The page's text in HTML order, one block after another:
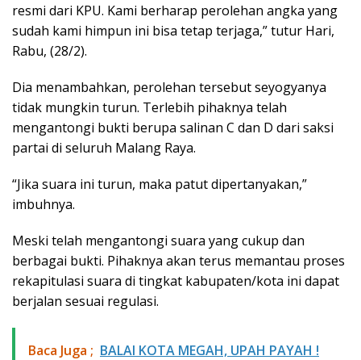
resmi dari KPU. Kami berharap perolehan angka yang
sudah kami himpun ini bisa tetap terjaga,” tutur Hari,
Rabu, (28/2).
Dia menambahkan, perolehan tersebut seyogyanya
tidak mungkin turun. Terlebih pihaknya telah
mengantongi bukti berupa salinan C dan D dari saksi
partai di seluruh Malang Raya.
“Jika suara ini turun, maka patut dipertanyakan,”
imbuhnya.
Meski telah mengantongi suara yang cukup dan
berbagai bukti. Pihaknya akan terus memantau proses
rekapitulasi suara di tingkat kabupaten/kota ini dapat
berjalan sesuai regulasi.
Baca Juga ; BALAI KOTA MEGAH, UPAH PAYAH !